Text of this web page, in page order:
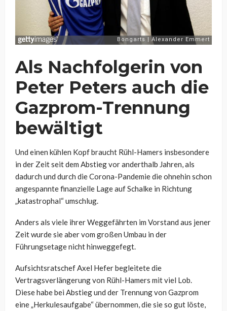
Als Nachfolgerin von
Peter Peters auch die
Gazprom-Trennung
bewältigt
Und einen kühlen Kopf braucht Rühl-Hamers insbesondere
in der Zeit seit dem Abstieg vor anderthalb Jahren, als
dadurch und durch die Corona-Pandemie die ohnehin schon
angespannte finanzielle Lage auf Schalke in Richtung
„katastrophal“ umschlug.
Anders als viele ihrer Weggefährten im Vorstand aus jener
Zeit wurde sie aber vom großen Umbau in der
Führungsetage nicht hinweggefegt.
Aufsichtsratschef Axel Hefer begleitete die
Vertragsverlängerung von Rühl-Hamers mit viel Lob.
Diese habe bei Abstieg und der Trennung von Gazprom
eine „Herkulesaufgabe“ übernommen, die sie so gut löste,